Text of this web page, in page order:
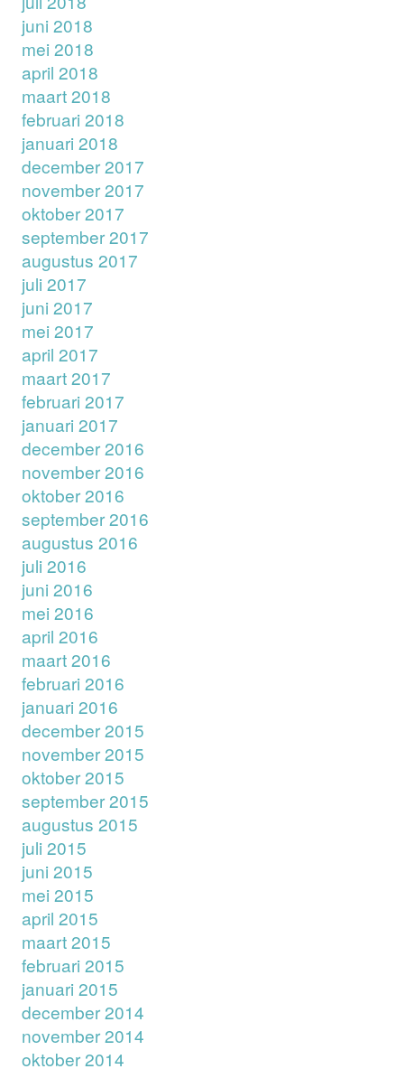
juni 2018
mei 2018
april 2018
maart 2018
februari 2018
januari 2018
december 2017
november 2017
oktober 2017
september 2017
augustus 2017
juli 2017
juni 2017
mei 2017
april 2017
maart 2017
februari 2017
januari 2017
december 2016
november 2016
oktober 2016
september 2016
augustus 2016
juli 2016
juni 2016
mei 2016
april 2016
maart 2016
februari 2016
januari 2016
december 2015
november 2015
oktober 2015
september 2015
augustus 2015
juli 2015
juni 2015
mei 2015
april 2015
maart 2015
februari 2015
januari 2015
december 2014
november 2014
oktober 2014